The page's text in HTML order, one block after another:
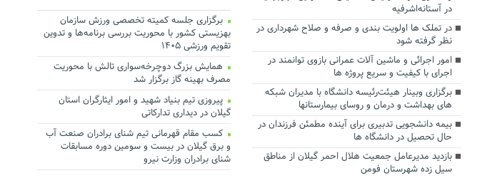
در آستانه‌اشرفیه
در تملک ها اولویت بندی و صرفه و صلاح شهرداری در
نظر گرفته شود
امور اجرائی و ماشین آلات عمرانی بازوی توانمند در
اجرای با کیفیت و سریع پروژه ها
برگزاری وبینار هیئت‌رئیسه دانشگاه با مدیران شبکه
های بهداشت و درمان و روسای بیمارستانها
بیمه دانشجویی تدبیری برای آینده مطمئن فرزندان در
حال تحصیل در دانشگاه ها
بازدید مدیرعامل جمعیت هلال احمر گیلان از مناطق
سیل زده شهرستان فومن
برگزاری جلسه کمیته تخصصی ورزش سازمان
بهزیستی کشور با محوریت بررسی برنامه‌ها و تدوین
تقویم ورزشی ۱۴۰۵
همایش بزرگ دوچرخه‌سواری تالش با محوریت
مصرف بهینه گاز برگزار شد
پیروزی تیم بنیاد شهید و امور ایثارگران استان
گیلان در دیداری تدارکاتی
کسب مقام قهرمانی تیم شنای برادران صنعت آب
و برق گیلان در بیست و سومین دوره مسابقات
شنای برادران وزارت نیرو